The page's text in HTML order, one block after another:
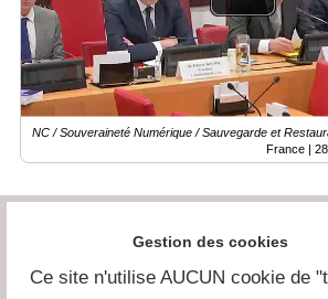
NC / Souveraineté Numérique / Sauvegarde et
France |
Gestion des cookies
Ce site n'utilise AUCUN cookie de